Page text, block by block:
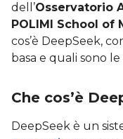
dell’Osservatorio
POLIMI School of
cos’è DeepSeek,
basa e quali sono
Che cos’è
DeepSeek è un